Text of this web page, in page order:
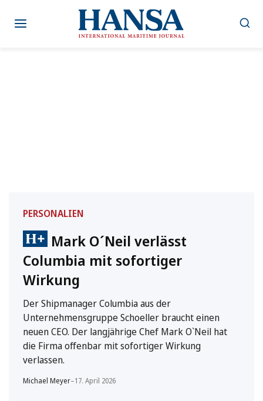
Inhalt
PERSONALIEN
Mark O´Neil verlässt
Columbia mit sofortiger
Wirkung
Der Shipmanager Columbia aus der
Unternehmensgruppe Schoeller braucht einen
neuen CEO. Der langjährige Chef Mark O`Neil hat
die Firma offenbar mit sofortiger Wirkung
verlassen.
Michael Meyer–17. April 2026